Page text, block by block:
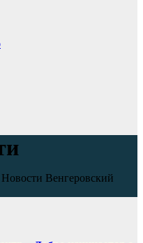
Венгеровский